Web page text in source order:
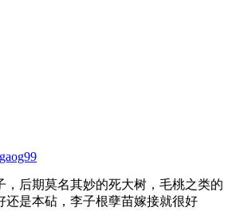
gaog99
，后期莫名其妙的死大树，毛桃之类的
还是本砧，李子根孽苗嫁接就很好